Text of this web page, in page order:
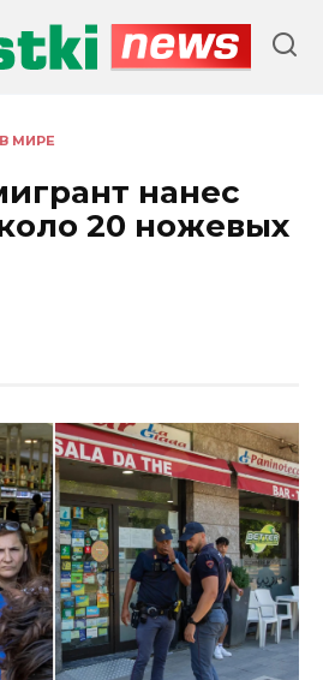
В МИРЕ
нанес
20 ножевых